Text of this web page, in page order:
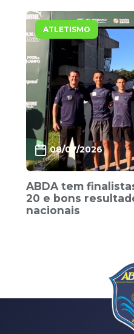
ATLETISMO
08/07/2026
ABDA tem
20 e bons
nacionais